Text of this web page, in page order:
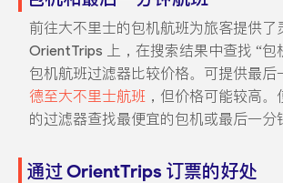
前往大不里士的包机航班为旅客提供了
OrientTrips 上，在搜索结果中查找 “包
包机航班过滤器比较价格。可提供最后
德至大不里士航班 ，但价格可能较高
的过滤器查找最便宜的包机或最后一分
通过 OrientTrips 订票的好处